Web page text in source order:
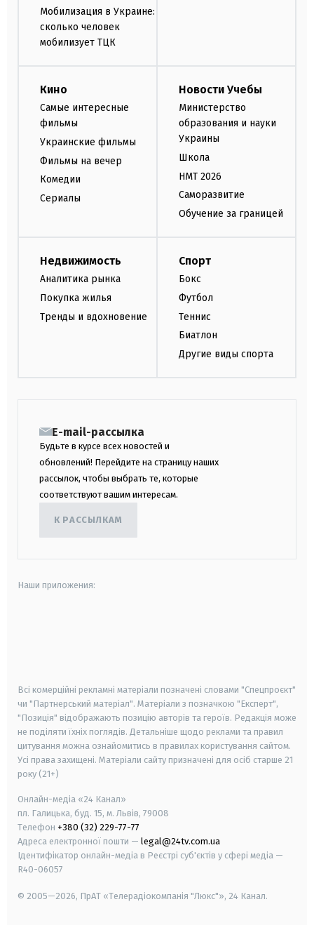
Мобилизация в Украине:
сколько человек
мобилизует ТЦК
Кино
Самые интересные
фильмы
Украинские фильмы
Фильмы на вечер
Комедии
Сериалы
Новости Учебы
Министерство
образования и науки
Украины
Школа
НМТ 2026
Саморазвитие
Обучение за границей
Недвижимость
Аналитика рынка
Покупка жилья
Тренды и вдохновение
Спорт
Бокс
Футбол
Теннис
Биатлон
Другие виды спорта
E-mail-рассылка
Будьте в курсе всех новостей и
обновлений! Перейдите на страницу наших
рассылок, чтобы выбрать те, которые
соответствуют вашим интересам.
К РАССЫЛКАМ
Наши приложения:
Всі комерційні рекламні матеріали позначені словами "Спецпроєкт"
чи "Партнерський матеріал". Матеріали з позначкою "Експерт",
"Позиція" відображають позицію авторів та героїв. Редакція може
не поділяти їхніх поглядів. Детальніше щодо реклами та правил
цитування можна ознайомитись в правилах користування сайтом.
Усі права захищені. Матеріали сайту призначені для осіб старше 21
року (21+)
Онлайн-медіа «24 Канал»
пл. Галицька, буд. 15, м. Львів, 79008
Телефон +380 (32) 229-77-77
Адреса електронної пошти — legal@24tv.com.ua
Ідентифікатор онлайн-медіа в Реєстрі суб'єктів у сфері медіа —
R40-06057
© 2005—2026, ПрАТ «Телерадіокомпанія "Люкс"», 24 Канал.